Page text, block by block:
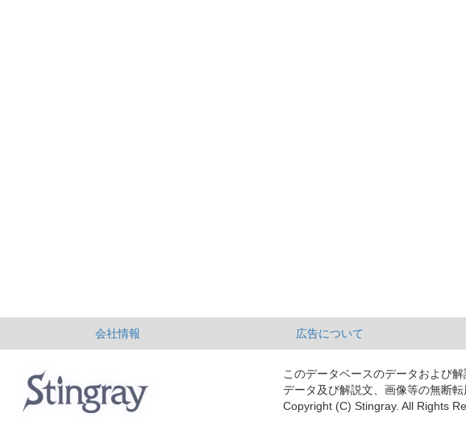
会社情報 広告について
このデータベースのデータおよび
データ及び解説文、画像等の無断転
Copyright (C) Stingray. All Rights